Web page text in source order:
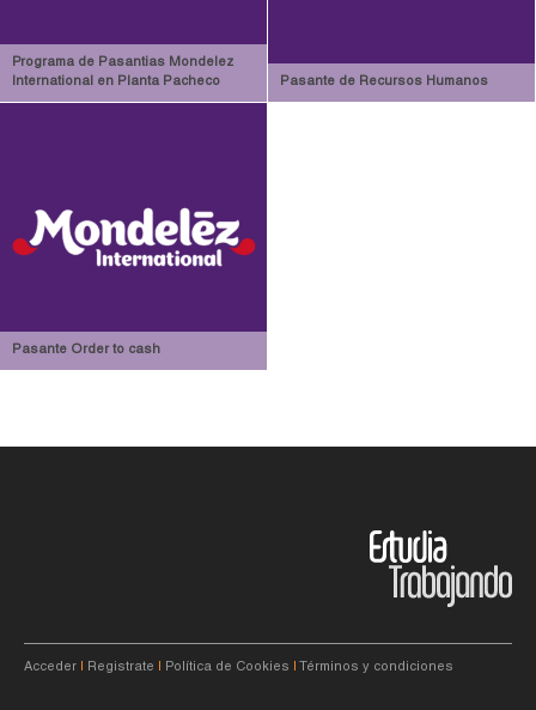
Programa de Pasantias Mondelez
International en Planta Pacheco
Pasante de Recursos Humanos
Pasante Order to cash
Acceder Registrate Política de Cookies Términos y condiciones